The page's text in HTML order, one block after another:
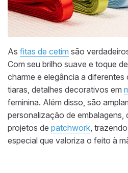
As fitas de cetim são
Com seu brilho suave e toque
charme e elegância a diferentes
tiaras, detalhes decorativos em
feminina. Além disso, são
personalização de embalagens,
projetos de patchwork ,
especial que valoriza o feito à